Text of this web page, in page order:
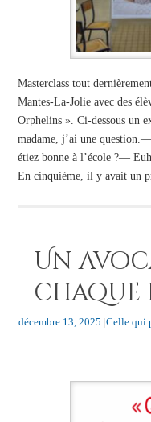
Masterclass tout
Mantes-La-Jolie avec des
Orphelins ». Ci-dessous un
madame, j’ai une
étiez bonne à l’école ?—
En cinquième, il y avait un
Un
chaque
décembre 13, 2025 |Celle qui